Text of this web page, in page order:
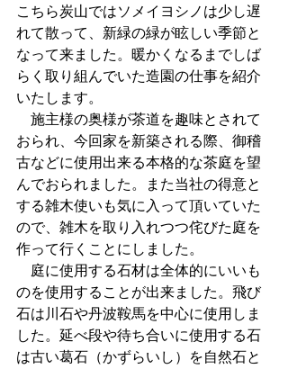
こちら炭山ではソメイヨシノは少し遅
れて散って、新緑の緑が眩しい季節と
なって来ました。暖かくなるまでしば
らく取り組んでいた造園の仕事を紹介
いたします。
施主様の奥様が茶道を趣味とされて
おられ、今回家を新築される際、御稽
古などに使用出来る本格的な茶庭を望
んでおられました。また当社の得意と
する雑木使いも気に入って頂いていた
ので、雑木を取り入れつつ侘びた庭を
作って行くことにしました。
庭に使用する石材は全体的にいいも
のを使用することが出来ました。飛び
石は川石や丹波鞍馬を中心に使用しま
した。延べ段や待ち合いに使用する石
は古い葛石（かずらいし）を自然石と